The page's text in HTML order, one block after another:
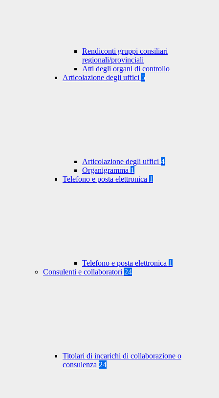
Rendiconti gruppi consiliari
regionali/provinciali
Atti degli organi di controllo
Articolazione degli uffici 5
Articolazione degli uffici 4
Organigramma 1
Telefono e posta elettronica 1
Telefono e posta elettronica 1
Consulenti e collaboratori 24
Titolari di incarichi di collaborazione o
consulenza 24